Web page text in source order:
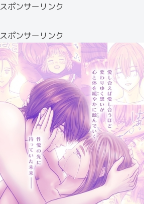
スポンサーリンク
スポンサーリンク